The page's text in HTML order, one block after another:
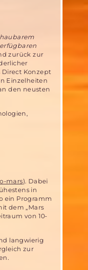
zurück zur
Konzept
Einzelheiten
den neusten
mars). Dabei
in
ein Programm
dem „Mars
von 10-
langwierig
zur